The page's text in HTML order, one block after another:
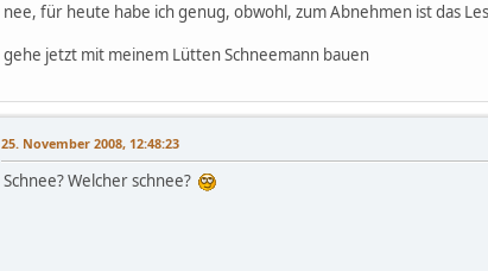
nee, für heute habe ich genug, obwohl, zum Abnehmen ist das
gehe jetzt mit meinem Lütten Schneemann bauen
25. November 2008, 12:48:23
Schnee? Welcher schnee?